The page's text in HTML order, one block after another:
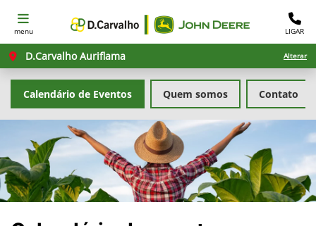
menu LIGAR
D.Carvalho Auriflama Alterar
Quem somos Contato
Calendário de Eventos